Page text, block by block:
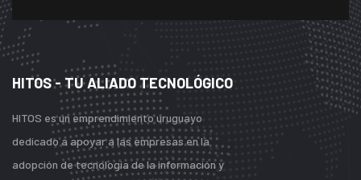
HITOS - TU ALIADO TECNOLÓGICO
HITOS es un emprendimiento uruguayo
dedicado a apoyar a las empresas en la
adopción de tecnología de la información y